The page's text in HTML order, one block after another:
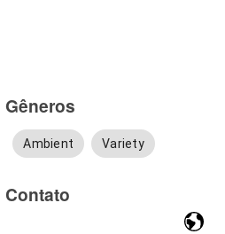
Gêneros
Ambient Variety
Contato